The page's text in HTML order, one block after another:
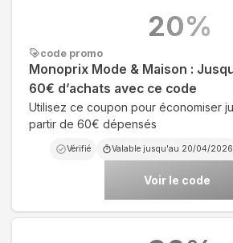
code promo
Monoprix Mode & Maison :
60€ d’achats avec ce code
Utilisez ce coupon pour économiser
partir de 60€ dépensés
Vérifié Valable jusqu'au 20/04/2026
Voir le code
20%